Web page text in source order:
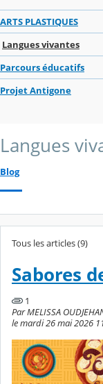
ARTS PLASTIQUES
Langues vivantes
Parcours éducatifs
Projet Antigone
Langues
Blog
Tous les articles (9)
Sabores
1
Par MELISSA
le mardi 26 mai 2026